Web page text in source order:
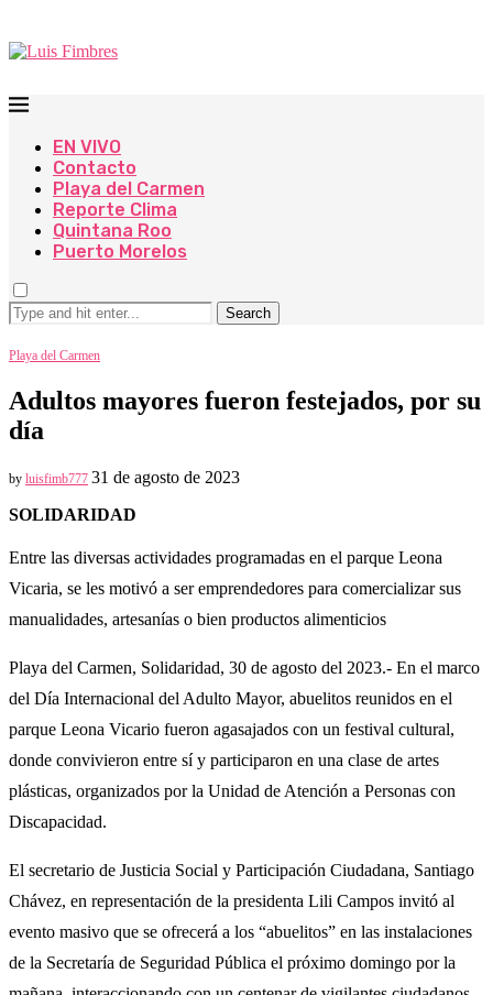
EN VIVO
Contacto
Playa del Carmen
Reporte Clima
Quintana Roo
Puerto Morelos
Search
Playa del Carmen
Adultos mayores fueron festejados, por su
día
by luisfimb777 31 de agosto de 2023
SOLIDARIDAD
Entre las diversas actividades programadas en el parque Leona
Vicaria, se les motivó a ser emprendedores para comercializar sus
manualidades, artesanías o bien productos alimenticios
Playa del Carmen, Solidaridad, 30 de agosto del 2023.- En el marco
del Día Internacional del Adulto Mayor, abuelitos reunidos en el
parque Leona Vicario fueron agasajados con un festival cultural,
donde convivieron entre sí y participaron en una clase de artes
plásticas, organizados por la Unidad de Atención a Personas con
Discapacidad.
El secretario de Justicia Social y Participación Ciudadana, Santiago
Chávez, en representación de la presidenta Lili Campos invitó al
evento masivo que se ofrecerá a los “abuelitos” en las instalaciones
de la Secretaría de Seguridad Pública el próximo domingo por la